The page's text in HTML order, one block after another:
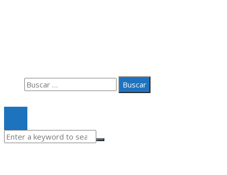
Buscar: